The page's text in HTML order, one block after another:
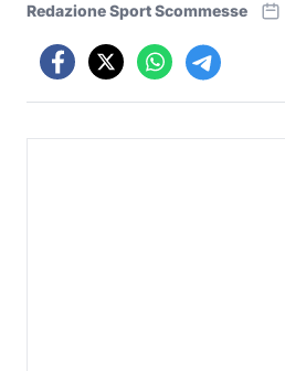
Redazione Sport Scommesse